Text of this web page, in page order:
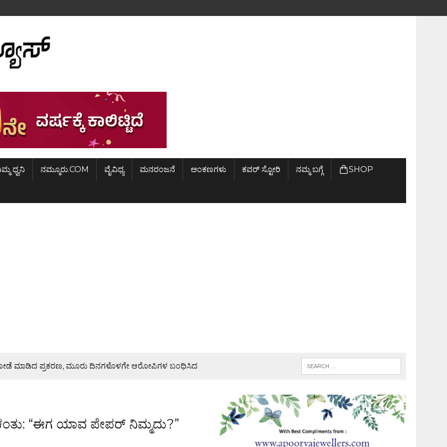
ಧ್ವನಿ ನಮ್ಮೂರು.COM ವೈವಿಧ್ಯ ಮನರಂಜನೆ ಅಂಕಣಗಳು ಕವರ್ ಸ್ಟೋರಿ ನಮ್ಮ ಬಗ್ಗೆ SHOP
ಮಾಡಿದ ಪ್ರಕರಣ, ಮೂರು ದಿನಗಳೊಳಗೇ ಆರೋಪಿಗಳ ಬಂಧಿಸಿದ
ನಾಯ್ಕ್ ಸಾಂತ್ವನ
“ಈಗ ಯಾವ ಪೇಪರ್ ನಿಮ್ಮದು?”